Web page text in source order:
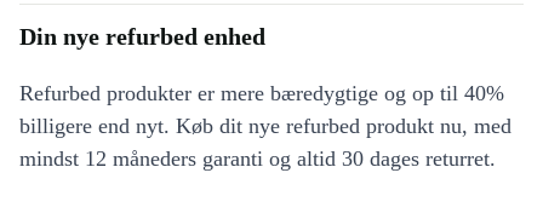
Din nye refurbed enhed
Refurbed produkter er mere bæredygtige og op til 40%
billigere end nyt. Køb dit nye refurbed produkt nu, med
mindst 12 måneders garanti og altid 30 dages returret.